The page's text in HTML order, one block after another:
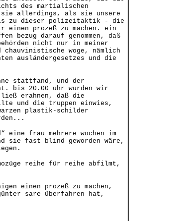
des martialischen
allerdings, als sie unsere
zu dieser polizeitaktik - die
einen prozeß zu machen. ein
bezug darauf genommen, daß
nicht nur in meiner
woge, nämlich
ausländergesetzes und die
stattfand, und der
bis 20.00 uhr wurden wir
erahnen, daß die
und die truppen einwies,
plastik-schilder
eine frau mehrere wochen im
sie fast blind geworden wäre,
reihe für reihe abfilmt,
einen prozeß zu machen,
sare überfahren hat,